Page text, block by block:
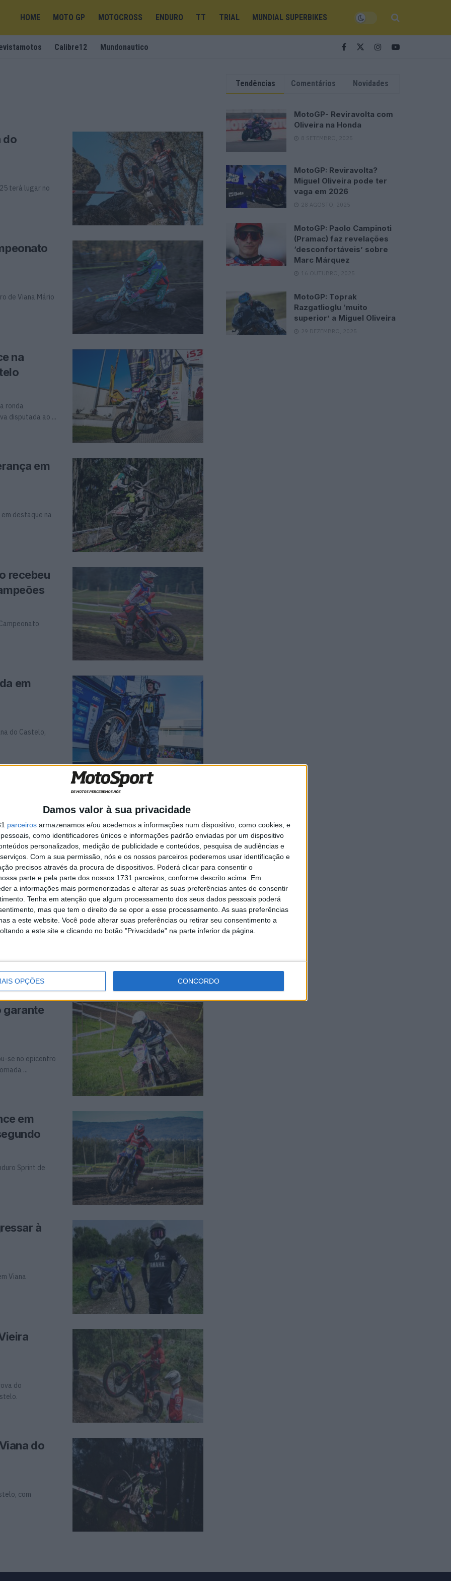
Damos valor à sua privacidade
parceiros armazenamos e/ou acedemos a informações num dispositivo, como cookies, e
como identificadores únicos e informações padrão enviadas por um dispositivo
personalizados, medição de publicidade e conteúdos, pesquisa de audiências e
Com a sua permissão, nós e os nossos parceiros poderemos usar identificação e
precisos através da procura de dispositivos. Poderá clicar para consentir o
parte e pela parte dos nossos 1731 parceiros, conforme descrito acima. Em
a informações mais pormenorizadas e alterar as suas preferências antes de consentir
Tenha em atenção que algum processamento dos seus dados pessoais poderá
mas que tem o direito de se opor a esse processamento. As suas preferências
a este website. Você pode alterar suas preferências ou retirar seu consentimento a
a este site e clicando no botão "Privacidade" na parte inferior da página.
OPÇÕES CONCORDO
HOME MOTO GP MOTOCROSS ENDURO TT TRIAL MUNDIAL SUPERBIKES
Calibre12 Mundonautico
do
terá lugar no
de Viana Mário
na
ronda
disputada ao ...
em
destaque na
recebeu
em
do Castelo,
em
fim de semana
pilotos
os
garante
se no epicentro
...
em
Sprint de
à
Viana
do
do
com
Tendências Comentários Novidades
MotoGP- Reviravolta com
Oliveira na Honda
8 SETEMBRO, 2025
MotoGP: Reviravolta?
Miguel Oliveira pode ter
vaga em 2026
28 AGOSTO, 2025
MotoGP: Paolo Campinoti
(Pramac) faz revelações
‘desconfortáveis’ sobre
Marc Márquez
16 OUTUBRO, 2025
MotoGP: Toprak
Razgatlioglu ‘muito
superior’ a Miguel Oliveira